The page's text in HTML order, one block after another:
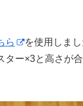
ら
を使用しま
ター×3と高さが